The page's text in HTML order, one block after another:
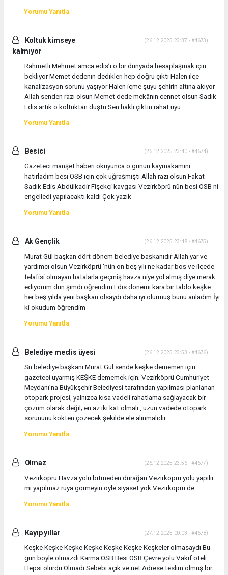
Yorumu Yanıtla
Koltuk kimseye
kalmıyor
(26.12.2025 23:37 - #4673)
Rahmetli Mehmet amca edis’i o bir dünyada hesaplaşmak için
bekliyor Memet dedenin dedikleri hep doğru çıktı Halen ilçe
kanalizasyon sorunu yaşıyor Halen içme şuyu şehirin altına akıyor
Allah senden razı olsun Memet dede mekânın cennet olsun Sadık
Edis artık o koltuktan düştü Sen haklı çıktın rahat uyu
Yorumu Yanıtla
Besici (26.12.2025 23:40 - #4674)
Gazeteci manşet haberi okuyunca o günün kaymakamını
hatırladım besi OSB için çok uğraşmıştı Allah razı olsun Fakat
Sadık Edis Abdülkadir Fişekçi kavgası Vezirköprü nün besi OSB ni
engelledi yapılacaktı kaldı Çok yazık
Yorumu Yanıtla
Ak Gençlik (26.12.2025 23:48 - #4675)
Murat Gül başkan dört dönem belediye başkanıdır Allah yar ve
yardımcı olsun Vezirköprü ‘nün on beş yılı ne kadar boş ve ilçede
telafisi olmayan hatalarla geçmiş havza niye yol almış diye merak
ediyorum dün şimdi öğrendim Edis dönemi kara bir tablo keşke
her beş yılda yeni başkan olsaydı daha iyi olurmuş bunu anladım İyi
ki okudum öğrendim
Yorumu Yanıtla
Belediye meclis üyesi (26.12.2025 23:53 - #4676)
Sn belediye başkanı Murat Gül sende keşke dememen için
gazeteci uyarmış KEŞKE dememek için; Vezirköprü Cumhuriyet
Meydanı’na Büyükşehir Belediyesi tarafından yapılması planlanan
otopark projesi, yalnızca kısa vadeli rahatlama sağlayacak bir
çözüm olarak değil; en az iki kat olmalı , uzun vadede otopark
sorununu kökten çözecek şekilde ele alınmalıdır
Yorumu Yanıtla
Olmaz (26.12.2025 23:56 - #4677)
Vezirköprü Havza yolu bitmeden durağan Vezirköprü yolu yapılır
mı yapılmaz rüya görmeyin öyle siyaset yok Vezirköprü de
Yorumu Yanıtla
Kayıp yıllar (27.12.2025 00:03 - #4678)
Keşke Keşke Keşke Keşke Keşke Keşke Keşkeler olmasaydı Bu
gün böyle olmazdı Karma OSB Besi OSB Çevre yolu Vakıf oteli
Hepsi olurdu Olmadı Sebebi açık ve net Adrese teslim olmuş bir